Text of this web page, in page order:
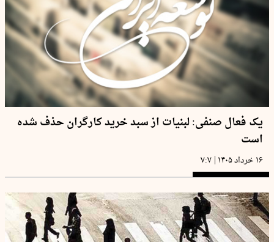
یک فعال صنفی: لبنیات از سبد خرید کارگران حذف شده
است
۱۶ خرداد ۱۴۰۵ | ۷:۷